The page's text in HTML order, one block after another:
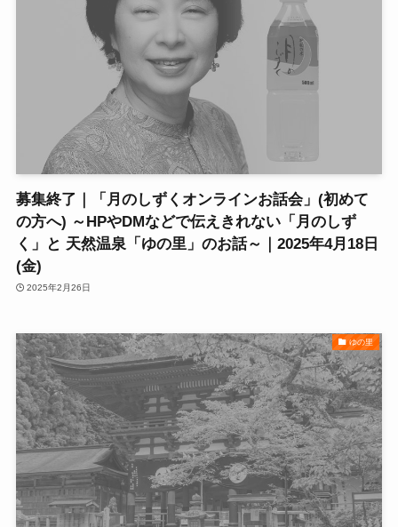
募集終了｜「月のしずくオンラインお話会」(初めて
の方へ) ～HPやDMなどで伝えきれない「月のしず
く」と 天然温泉「ゆの里」のお話～｜2025年4月18日
(金)
2025年2月26日
ゆの里